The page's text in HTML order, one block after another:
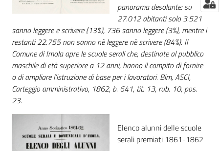
panorama desolante: su
27.012 abitanti solo 3.521
sanno leggere e scrivere (13%), 736 sanno leggere (3%), mentre i
restanti 22.755 non sanno nè leggere nè scrivere (84%). Il
Comune di Imola apre le scuole serali che, destinate al pubblico
maschile di età superiore a 12 anni, hanno il compito di fornire
o di ampliare l’istruzione di base per i lavoratori. Bim, ASCI,
Carteggio amministrativo, 1862, b. 641, tit. 13, rub. 10, pos.
23.
Elenco alunni delle scuole
serali premiati 1861-1862